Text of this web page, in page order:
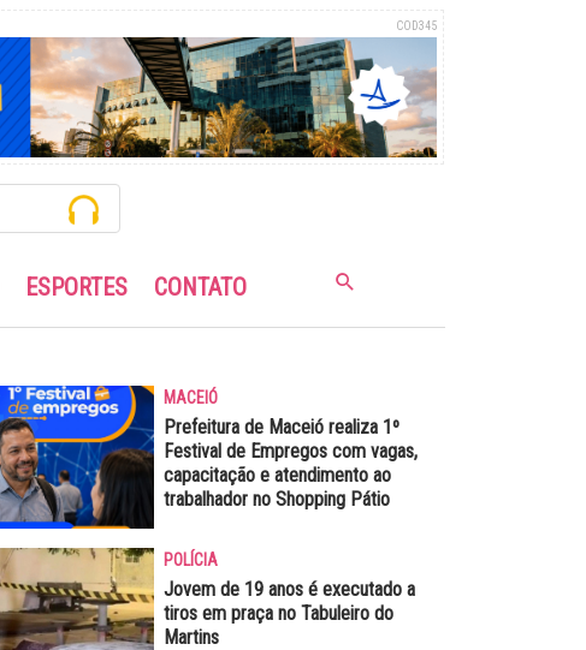
COD345
ESPORTES CONTATO
MACEIÓ
Prefeitura de Maceió realiza 1º
Festival de Empregos com vagas,
capacitação e atendimento ao
trabalhador no Shopping Pátio
POLÍCIA
Jovem de 19 anos é executado a
tiros em praça no Tabuleiro do
Martins